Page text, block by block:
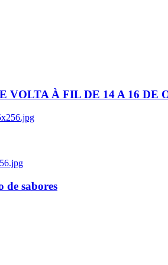
VOLTA À FIL DE 14 A 16 DE
de sabores